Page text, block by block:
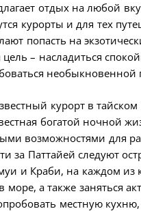
отдых на любой
курорты и для тех
попасть на
цель – насладиться
необыкновенной
курорт в тайском
богатой ночной
возможностями для
за Паттайей следуют
и Краби, на каждом из
море, а также заняться
местную